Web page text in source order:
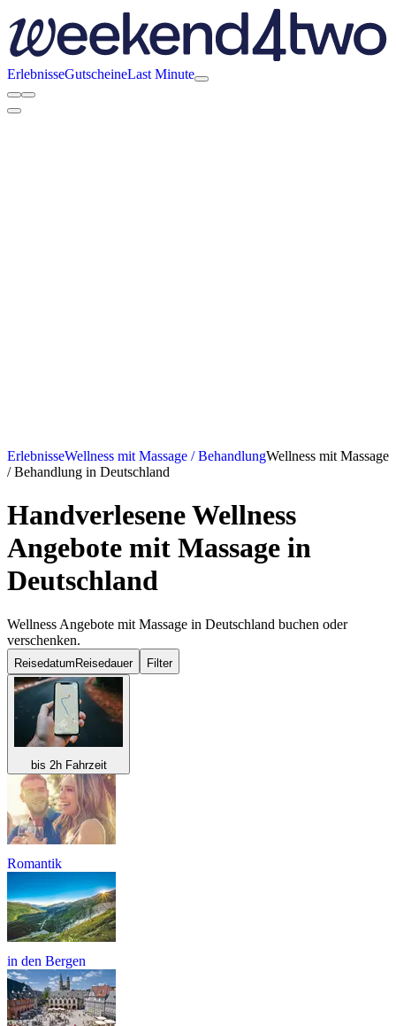
ErlebnisseGutscheineLast Minute
ErlebnisseWellness mit Massage / BehandlungWellness mit Massage
/ Behandlung in Deutschland
Handverlesene Wellness
Angebote mit Massage in
Deutschland
Wellness Angebote mit Massage in Deutschland buchen oder
verschenken.
Reisedatum Reisedauer Filter
bis 2h Fahrzeit
Romantik
in den Bergen